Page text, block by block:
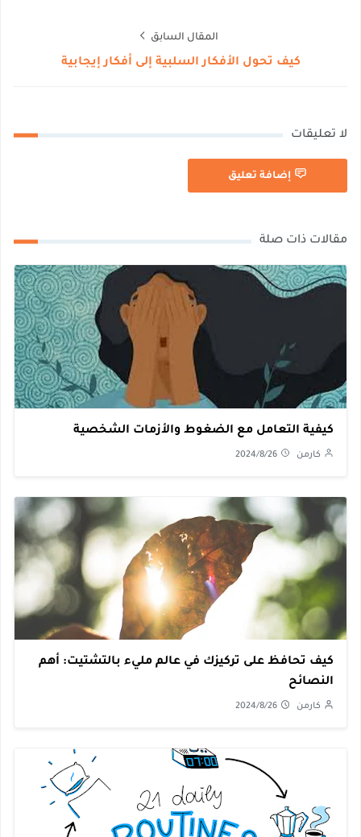
المقال السابق
كيف تحول الأفكار السلبية إلى أفكار إيجابية
لا تعليقات
إضافة تعليق
مقالات ذات صلة
كيفية التعامل مع الضغوط والأزمات الشخصية
كارمن 2024/8/26
كيف تحافظ على تركيزك في عالم مليء بالتشتيت: أهم
النصائح
كارمن 2024/8/26